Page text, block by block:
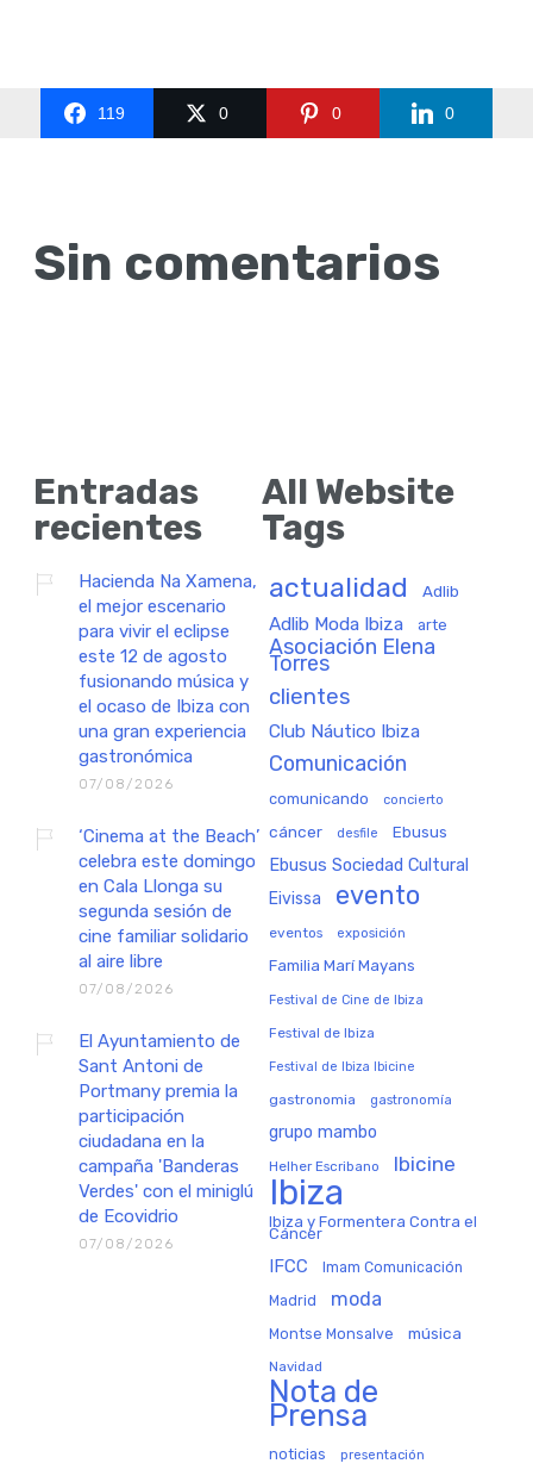
119 0 0 0
Sin comentarios
Entradas
recientes
Hacienda Na Xamena,
el mejor escenario
para vivir el eclipse
este 12 de agosto
fusionando música y
el ocaso de Ibiza con
una gran experiencia
gastronómica
07/08/2026
‘Cinema at the Beach’
celebra este domingo
en Cala Llonga su
segunda sesión de
cine familiar solidario
al aire libre
07/08/2026
El Ayuntamiento de
Sant Antoni de
Portmany premia la
participación
ciudadana en la
campaña 'Banderas
Verdes' con el miniglú
de Ecovidrio
07/08/2026
All Website
Tags
actualidad Adlib
Adlib Moda Ibiza arte
Asociación Elena
Torres
clientes
Club Náutico Ibiza
Comunicación
comunicando concierto
cáncer desfile Ebusus
Ebusus Sociedad Cultural
Eivissa evento
eventos exposición
Familia Marí Mayans
Festival de Cine de Ibiza
Festival de Ibiza
Festival de Ibiza Ibicine
gastronomia gastronomía
grupo mambo
Helher Escribano Ibicine
Ibiza
Ibiza y Formentera Contra el
Cáncer
IFCC Imam Comunicación
Madrid moda
Montse Monsalve música
Navidad
Nota de
Prensa
noticias presentación